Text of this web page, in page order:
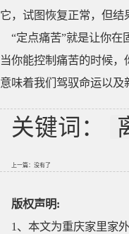
它，试图恢复正常，但结
“定点痛苦”就是让你
当你能控制痛苦的时候
意味着我们驾驭命运以及
关键词：
上一篇：没有了
版权声明:
1、本文为重庆家里家